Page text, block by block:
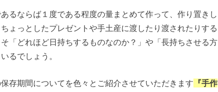
るならば１度である程度の量まとめて作って、作り置きし
ょっとしたプレゼントや手土産に渡したり渡されたりする
「どれほど日持ちするものなのか？」や「長持ちさせる方
るでしょう。
存期間についてを色々とご紹介させていただきます 『手作